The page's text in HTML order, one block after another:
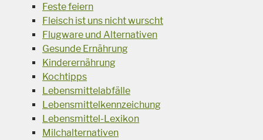
Feste feiern
Fleisch ist uns nicht wurscht
Flugware und Alternativen
Gesunde Ernährung
Kinderernährung
Kochtipps
Lebensmittelabfälle
Lebensmittelkennzeichung
Lebensmittel-Lexikon
Milchalternativen